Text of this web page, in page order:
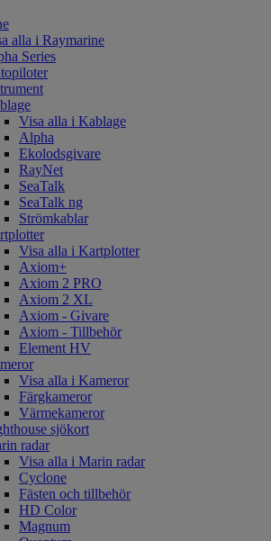
alla i Raymarine
Series
Visa alla i Kablage
Alpha
Ekolodsgivare
RayNet
SeaTalk
SeaTalk ng
Strömkablar
Visa alla i Kartplotter
Axiom+
Axiom 2 PRO
Axiom 2 XL
Axiom - Givare
Axiom - Tillbehör
Element HV
Visa alla i Kameror
Färgkameror
Värmekameror
sjökort
radar
Visa alla i Marin radar
Cyclone
Fästen och tillbehör
HD Color
Magnum